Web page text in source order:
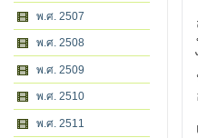
พ.ศ. 2507
พ.ศ. 2508
พ.ศ. 2509
พ.ศ. 2510
พ.ศ. 2511